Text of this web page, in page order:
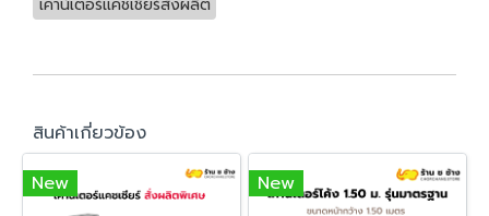
เคาน์เตอร์แคชเชียร์สั่งผลิต
สินค้าเกี่ยวข้อง
New
New